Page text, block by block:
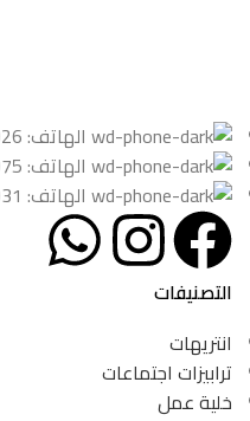
الهاتف: 01112137026
الهاتف: 01122060975
الهاتف: 01027325031
التصنيفات
انتريهات
ترابيزات اجتماعات
خلية عمل